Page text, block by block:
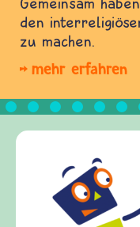
den
zu machen.
mehr erfahren